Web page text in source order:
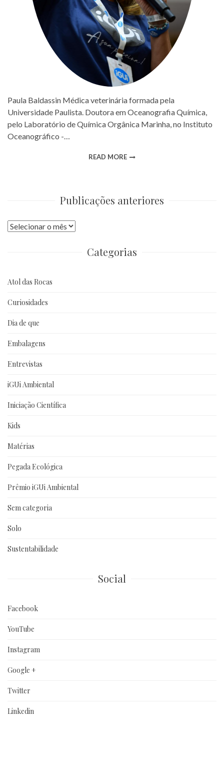
Paula Baldassin Médica veterinária formada pela
Universidade Paulista. Doutora em Oceanografia Química,
pelo Laboratório de Química Orgânica Marinha, no Instituto
Oceanográfico -…
READ MORE
Publicações anteriores
Publicações
Categorias
Atol das Rocas
Curiosidades
Dia de que
Embalagens
Entrevistas
iGUi Ambiental
Iniciação Científica
Kids
Matérias
Pegada Ecológica
Prêmio iGUi Ambiental
Sem categoria
Solo
Sustentabilidade
Social
Facebook
YouTube
Instagram
Google +
Twitter
Linkedin